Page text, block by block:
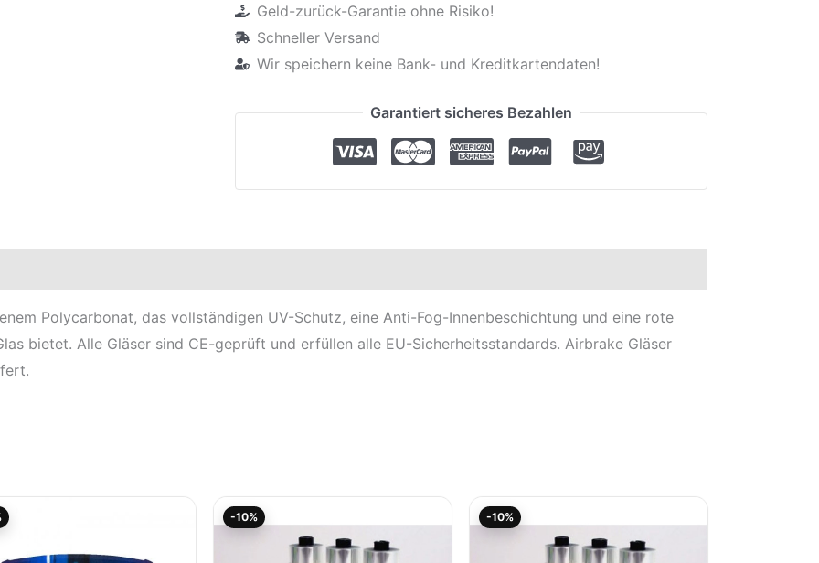
Geld-zurück-Garantie ohne Risiko!
Schneller Versand
Wir speichern keine Bank- und Kreditkartendaten!
Garantiert sicheres Bezahlen
Polycarbonat, das vollständigen UV-Schutz, eine Anti-Fog-Innenbeschichtung und eine rote
bietet. Alle Gläser sind CE-geprüft und erfüllen alle EU-Sicherheitsstandards. Airbrake Gläser
24,95€
22,46€.
-10%
Preis
war:
20,96€
Preis
ist:
18,86€.
-10%
Preis
war:
19,94€
Preis
ist:
17,95€.